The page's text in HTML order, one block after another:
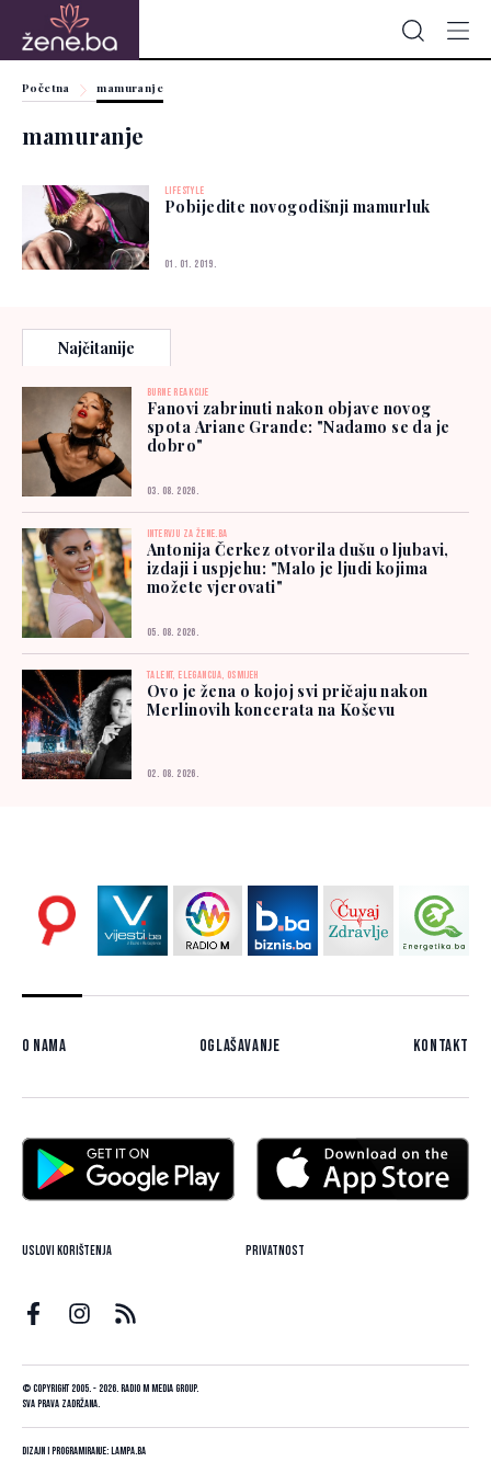
Početna mamuranje
mamuranje
LIFESTYLE
Pobijedite novogodišnji mamurluk
01. 01. 2019.
Najčitanije
BURNE REAKCIJE
Fanovi zabrinuti nakon objave novog
spota Ariane Grande: "Nadamo se da je
dobro"
03. 08. 2026.
INTERVJU ZA ŽENE.BA
Antonija Čerkez otvorila dušu o ljubavi,
izdaji i uspjehu: "Malo je ljudi kojima
možete vjerovati"
05. 08. 2026.
TALENT, ELEGANCIJA, OSMIJEH
Ovo je žena o kojoj svi pričaju nakon
Merlinovih koncerata na Koševu
02. 08. 2026.
O nama Oglašavanje Kontakt
Uslovi korištenja Privatnost
© Copyright 2005. - 2026. Radio M Media Group.
Sva prava zadržana.
Dizajn i programiranje:Lampa.ba